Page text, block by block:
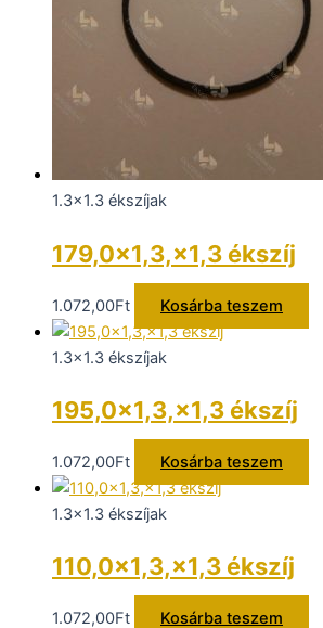
1.3x1.3 ékszíjak
179,0×1,3,×1,3 ékszíj
1.072,00Ft Kosárba teszem
1.3x1.3 ékszíjak
195,0×1,3,×1,3 ékszíj
1.072,00Ft Kosárba teszem
1.3x1.3 ékszíjak
110,0×1,3,×1,3 ékszíj
1.072,00Ft Kosárba teszem